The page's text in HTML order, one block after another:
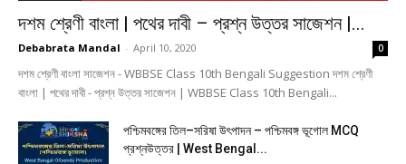
দশম শ্রেণী বাংলা | পথের দাবী – প্রশ্ন উত্তর সাজেশন |...
Debabrata Mandal - April 10, 2020 0
দশম শ্রেণী বাংলা সাজেশন - WBBSE Class 10th Bengali Suggestion দশম শ্রেণী
বাংলা | পথের দাবী - প্রশ্ন উত্তর সাজেশন | WBBSE Class 10th Bengali...
পশ্চিমবঙ্গের তিল–সরিষা উৎপাদন – পশ্চিমবঙ্গ ভূগোল MCQ
প্রশ্নউত্তর | West Bengal...